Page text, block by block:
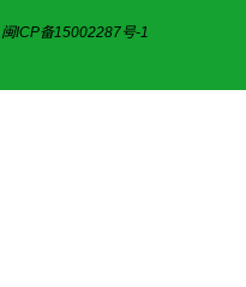
闽ICP备15002287号-1